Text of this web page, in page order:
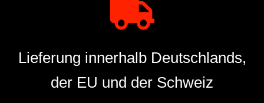
Lieferung innerhalb Deutschlands,
der EU und der Schweiz